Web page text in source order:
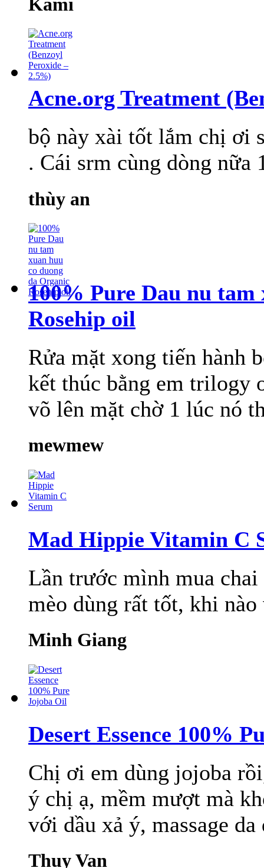
Kami
Acne.org Treatment
bộ này xài tốt lắm chị ơi
. Cái srm cùng dòng nữa
thùy an
100% Pure Dau nu
Rosehip oil
Rửa mặt xong tiến hành
kết thúc bằng em trilogy
võ lên mặt chờ 1 lúc nó
mewmew
Mad Hippie Vitamin C
Lần trước mình mua
mèo dùng rất tốt, khi
Minh Giang
Desert Essence 100%
Chị ơi em dùng jojoba
ý chị ạ, mềm mượt mà
với dầu xả ý, massage
Thuy Van